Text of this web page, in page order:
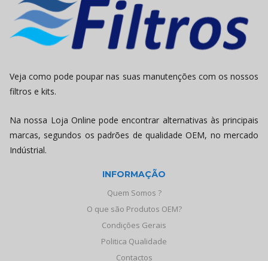
Veja como pode poupar nas suas manutenções com os nossos
filtros e kits.
Na nossa Loja Online pode encontrar alternativas às principais
marcas, segundos os padrões de qualidade OEM, no mercado
Indústrial.
INFORMAÇÃO
Quem Somos ?
O que são Produtos OEM?
Condições Gerais
Politica Qualidade
Contactos